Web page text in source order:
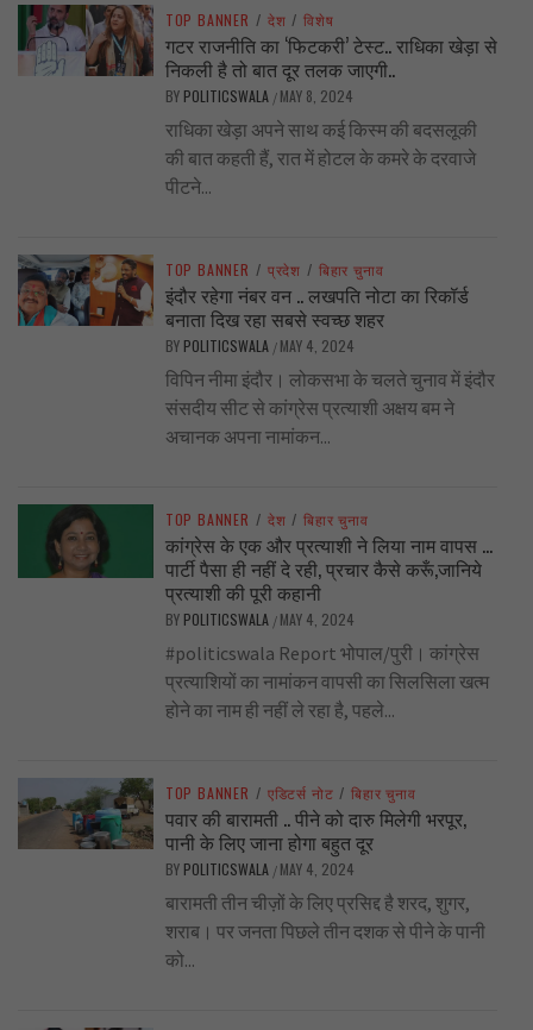
TOP BANNER / देश / विशेष
गटर राजनीति का ‘फिटकरी’ टेस्ट.. राधिका खेड़ा से
निकली है तो बात दूर तलक जाएगी..
BY POLITICSWALA / MAY 8, 2024
राधिका खेड़ा अपने साथ कई किस्म की बदसलूकी
की बात कहती हैं, रात में होटल के कमरे के दरवाजे
पीटने...
TOP BANNER / प्रदेश / बिहार चुनाव
इंदौर रहेगा नंबर वन .. लखपति नोटा का रिकॉर्ड
बनाता दिख रहा सबसे स्वच्छ शहर
BY POLITICSWALA / MAY 4, 2024
विपिन नीमा इंदौर। लोकसभा के चलते चुनाव में इंदौर
संसदीय सीट से कांग्रेस प्रत्याशी अक्षय बम ने
अचानक अपना नामांकन...
TOP BANNER / देश / बिहार चुनाव
कांग्रेस के एक और प्रत्याशी ने लिया नाम वापस …
पार्टी पैसा ही नहीं दे रही, प्रचार कैसे करूँ,जानिये
प्रत्याशी की पूरी कहानी
BY POLITICSWALA / MAY 4, 2024
#politicswala Report भोपाल/पुरी। कांग्रेस
प्रत्याशियों का नामांकन वापसी का सिलसिला खत्म
होने का नाम ही नहीं ले रहा है, पहले...
TOP BANNER / एडिटर्स नोट / बिहार चुनाव
पवार की बारामती .. पीने को दारु मिलेगी भरपूर,
पानी के लिए जाना होगा बहुत दूर
BY POLITICSWALA / MAY 4, 2024
बारामती तीन चीज़ों के लिए प्रसिद्द है शरद, शुगर,
शराब। पर जनता पिछले तीन दशक से पीने के पानी
को...